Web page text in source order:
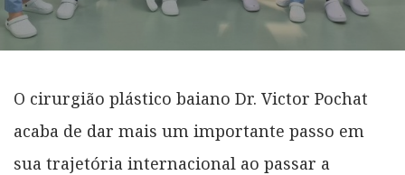
O cirurgião plástico baiano Dr. Victor Pochat
acaba de dar mais um importante passo em
sua trajetória internacional ao passar a